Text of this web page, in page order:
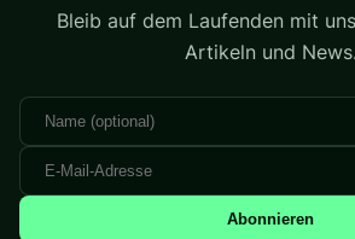
Bleib auf dem Laufenden mit
Artikeln und News.
Abonnieren